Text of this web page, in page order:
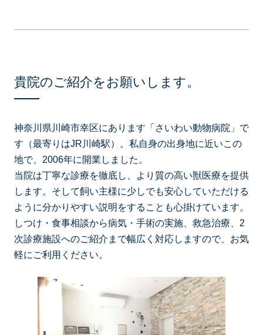
貴院のご紹介をお願いします。
神奈川県川崎市幸区にあります「さいわい動物病院」で
す（最寄りはJR川崎駅）。私自身の出身地に近いこの
地で、2006年に開業しました。
当院は丁寧な診療を徹底し、より質の高い獣医療を提供
します。そして飼い主様に少しでも安心していただける
ように分かりやすい説明をすることも心掛けています。
しつけ・食事相談から病気・手術の実施、救急治療、2
次診療施設へのご紹介まで幅広く対応しますので、お気
軽にご利用ください。